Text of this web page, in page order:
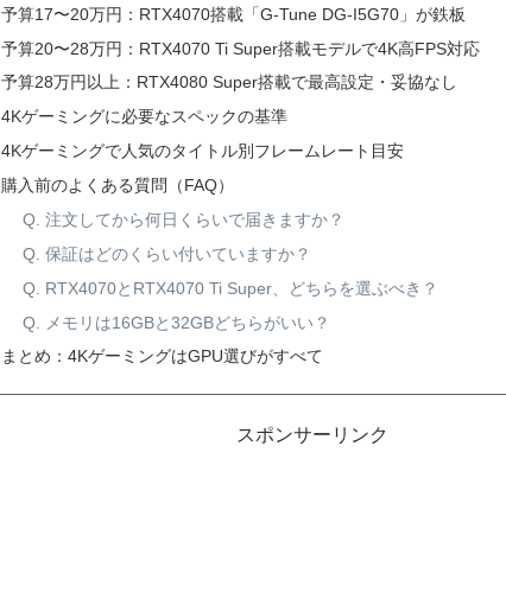
予算17〜20万円：RTX4070搭載「G-Tune DG-I5G70」が鉄板
予算20〜28万円：RTX4070 Ti Super搭載モデルで4K高FPS対応
予算28万円以上：RTX4080 Super搭載で最高設定・妥協なし
4Kゲーミングに必要なスペックの基準
4Kゲーミングで人気のタイトル別フレームレート目安
購入前のよくある質問（FAQ）
Q. 注文してから何日くらいで届きますか？
Q. 保証はどのくらい付いていますか？
Q. RTX4070とRTX4070 Ti Super、どちらを選ぶべき？
Q. メモリは16GBと32GBどちらがいい？
まとめ：4KゲーミングはGPU選びがすべて
スポンサーリンク